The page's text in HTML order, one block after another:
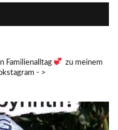
Familienalltag
zu meinem
- >